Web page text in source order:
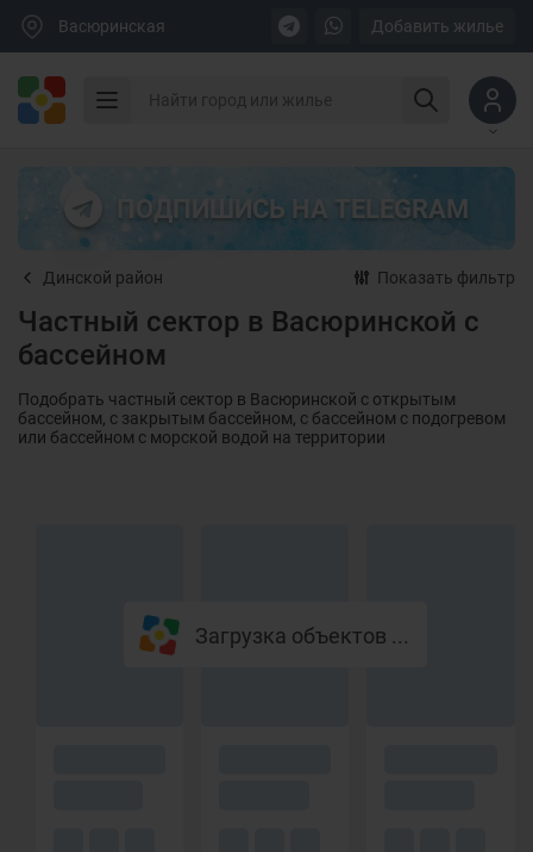
Васюринская Добавить жилье
ПОДПИШИСЬ НА TELEGRAM
Динской район Показать фильтр
Частный сектор в Васюринской с
бассейном
Подобрать частный сектор в Васюринской с открытым
бассейном, с закрытым бассейном, с бассейном с подогревом
или бассейном с морской водой на территории
Загрузка объектов ...